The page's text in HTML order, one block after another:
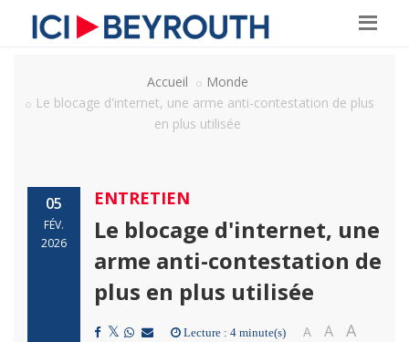
Accueil
Monde
Le blocage d'internet, une arme anti-contestation de plus
en plus utilisée
05
FÉV.
2026
ENTRETIEN
Le blocage d'internet, une
arme anti-contestation de
plus en plus utilisée
Lecture : 4 minute(s) A A A